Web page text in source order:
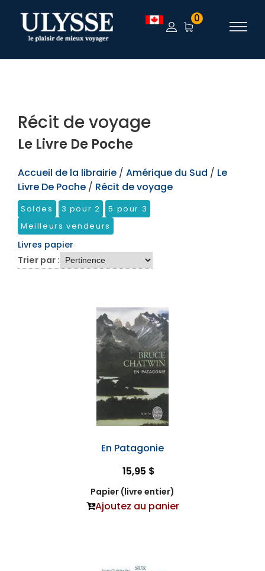
TEST 0
Récit de voyage
Le Livre De Poche
Accueil de la librairie / Amérique du Sud / Le
Livre De Poche / Récit de voyage
Soldes 3 pour 2
5 pour 3
Meilleurs vendeurs
Livres papier
Trier par :
En Patagonie
15,95 $
Papier (livre entier)
Ajoutez au panier